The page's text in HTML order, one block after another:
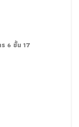
6 ชั้น 17